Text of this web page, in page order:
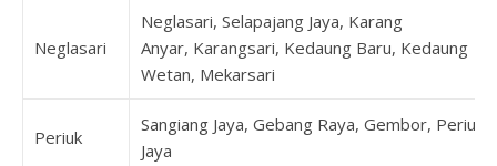
Neglasari
Neglasari, Selapajang Jaya, Karang
Anyar, Karangsari, Kedaung Baru, Kedaung
Wetan, Mekarsari
Periuk
Sangiang Jaya, Gebang Raya, Gembor, Periuk,
Jaya